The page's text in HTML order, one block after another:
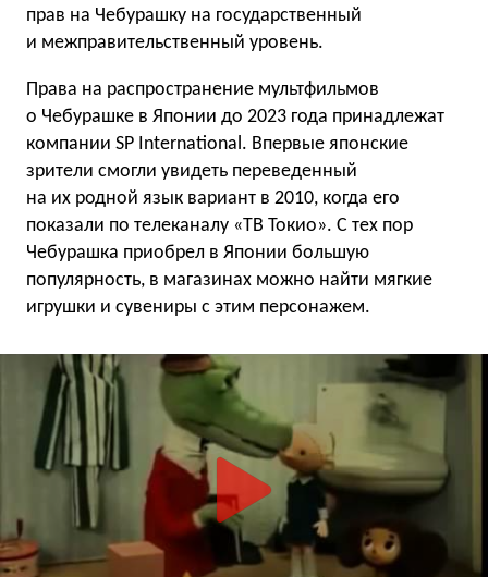
прав на Чебурашку на государственный
и межправительственный уровень.
Права на распространение мультфильмов
о Чебурашке в Японии до 2023 года принадлежат
компании SP International. Впервые японские
зрители смогли увидеть переведенный
на их родной язык вариант в 2010, когда его
показали по телеканалу «ТВ Токио». С тех пор
Чебурашка приобрел в Японии большую
популярность, в магазинах можно найти мягкие
игрушки и сувениры с этим персонажем.